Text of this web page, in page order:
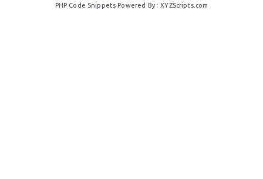
PHP Code Snippets Powered By :XYZScripts.com